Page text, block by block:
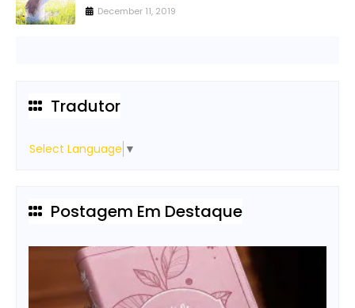
December 11, 2019
Tradutor
Select Language ▼
Postagem Em Destaque